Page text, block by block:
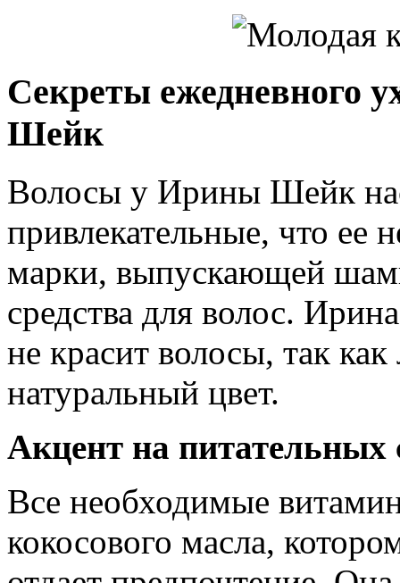
Секреты ежедневного
Шейк
Волосы у Ирины Шейк
привлекательные, что ее
марки, выпускающей
средства для волос.
не красит волосы, так
натуральный цвет.
Акцент на питательных
Все необходимые
кокосового масла,